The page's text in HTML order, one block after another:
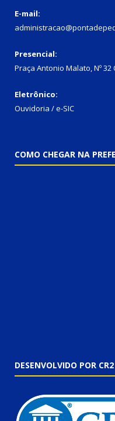
E-mail:
Presencial:
Praça Antonio Malato, Nº 32
Eletrônico:
Ouvidoria / e-SIC
COMO CHEGAR NA
DESENVOLVIDO POR CR2